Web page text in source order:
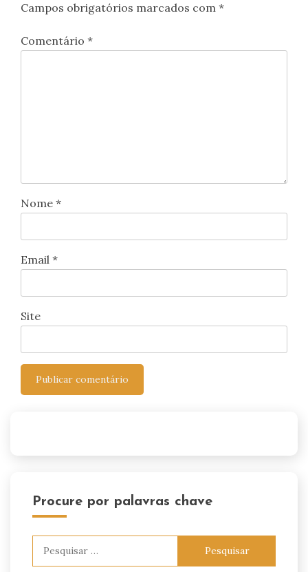
Campos obrigatórios marcados com *
Comentário *
Nome *
Email *
Site
Procure por palavras chave